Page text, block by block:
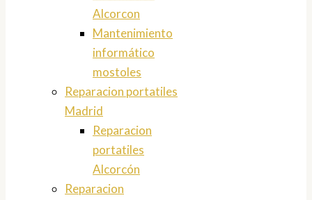
Alcorcon
Mantenimiento
informático
mostoles
Reparacion portatiles
Madrid
Reparacion
portatiles
Alcorcón
Reparacion